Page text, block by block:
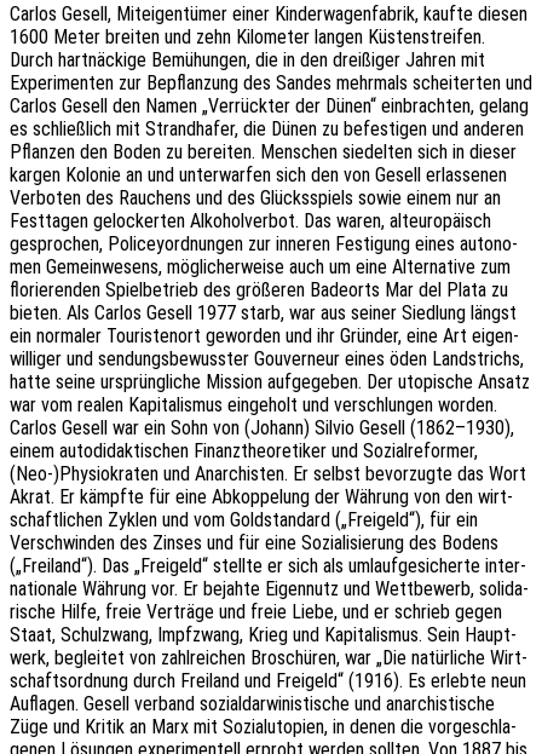
Carlos Gesell, Mitei­gen­tü­mer einer Kinder­wa­gen­fa­brik, kaufte diesen
1600 Meter brei­ten und zehn Kilo­me­ter langen Küsten­strei­fen.
Durch hart­nä­cki­ge Bemü­hun­gen, die in den drei­ßi­ger Jahren mit
Expe­ri­men­ten zur Bepflan­zung des Sandes mehr­mals schei­ter­ten und
Carlos Gesell den Namen „Verrück­ter der Dünen“ einbrach­ten, gelang
es schließ­lich mit Strand­ha­fer, die Dünen zu befes­ti­gen und ande­ren
Pflan­zen den Boden zu berei­ten. Menschen siedel­ten sich in dieser
kargen Kolo­nie an und unter­war­fen sich den von Gesell erlas­se­nen
Verbo­ten des Rauchens und des Glücks­spiels sowie einem nur an
Fest­ta­gen gelo­cker­ten Alko­hol­ver­bot. Das waren, alteu­ro­pä­isch
gespro­chen, Poli­ce­y­ord­nun­gen zur inne­ren Festi­gung eines auto­no­
men Gemein­we­sens, mögli­cher­wei­se auch um eine Alter­na­ti­ve zum
florie­ren­den Spiel­be­trieb des größe­ren Bade­orts Mar del Plata zu
bieten. Als Carlos Gesell 1977 starb, war aus seiner Sied­lung längst
ein norma­ler Touris­ten­ort gewor­den und ihr Grün­der, eine Art eigen­
wil­li­ger und sendungs­be­wuss­ter Gouver­neur eines öden Land­strichs,
hatte seine ursprüng­li­che Missi­on aufge­ge­ben. Der utopi­sche Ansatz
war vom realen Kapi­ta­lis­mus einge­holt und verschlun­gen worden.
Carlos Gesell war ein Sohn von (Johann) Silvio Gesell (1862–1930),
einem auto­di­dak­ti­schen Finanz­theo­re­ti­ker und Sozi­al­re­for­mer,
(Neo-)Physiokraten und Anar­chis­ten. Er selbst bevor­zug­te das Wort
Akrat. Er kämpf­te für eine Abkop­pe­lung der Währung von den wirt­
schaft­li­chen Zyklen und vom Gold­stan­dard („Frei­geld“), für ein
Verschwin­den des Zinses und für eine Sozia­li­sie­rung des Bodens
(„Frei­land“). Das „Frei­geld“ stell­te er sich als umlauf­ge­si­cher­te inter­
na­tio­na­le Währung vor. Er bejah­te Eigen­nutz und Wett­be­werb, soli­da­
ri­sche Hilfe, freie Verträ­ge und freie Liebe, und er schrieb gegen
Staat, Schul­zwang, Impf­zwang, Krieg und Kapi­ta­lis­mus. Sein Haupt­
werk, beglei­tet von zahl­rei­chen Broschü­ren, war „Die natür­li­che Wirt­
schafts­ord­nung durch Frei­land und Frei­geld“ (1916). Es erleb­te neun
Aufla­gen. Gesell verband sozi­al­dar­wi­nis­ti­sche und anar­chis­ti­sche
Züge und Kritik an Marx mit Sozi­al­uto­pien, in denen die vorge­schla­